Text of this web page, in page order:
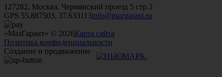
127282, Москва, Чермянский проезд 5 стр.3
GPS 55.887503, 37.633113info@mazgarant.ru
«МазГарант» © 2026Карта сайта
Политика конфиденциальности
Создание и продвижение